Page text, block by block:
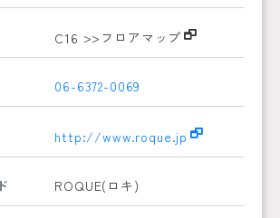
C16 >>フロアマップ
06-6372-0069
http://www.roque.jp
ROQUE(ロキ)